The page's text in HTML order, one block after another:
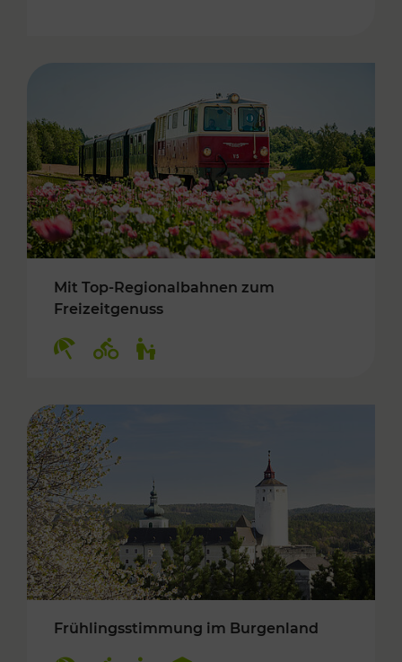
Mit Top-Regionalbahnen zum
Freizeitgenuss
Frühlingsstimmung im Burgenland